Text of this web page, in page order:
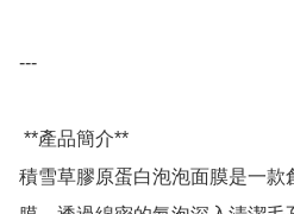
---
積雪草膠原蛋白泡泡面膜是一款